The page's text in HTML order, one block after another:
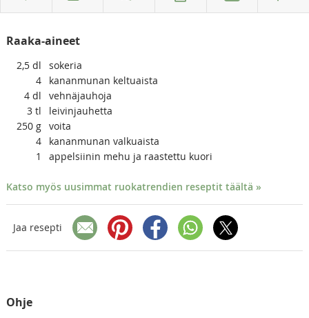
Raaka-aineet
2,5 dl
sokeria
4
kananmunan keltuaista
4 dl
vehnäjauhoja
3 tl
leivinjauhetta
250 g voita
4
kananmunan valkuaista
1
appelsiinin mehu ja raastettu kuori
Katso myös uusimmat ruokatrendien reseptit täältä »
Jaa resepti
Ohje